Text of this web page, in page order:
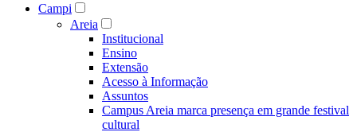
Campi
Areia
Institucional
Ensino
Extensão
Acesso à Informação
Assuntos
Campus Areia marca presença em grande festival
cultural